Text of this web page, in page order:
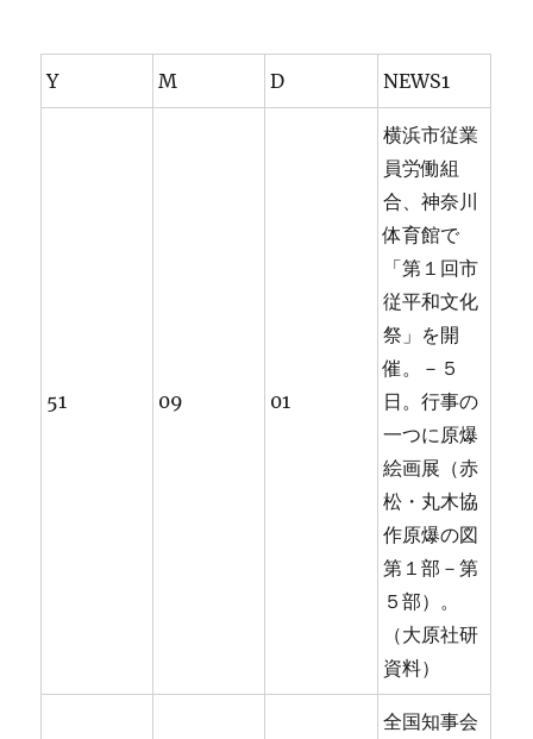
Y M D NEWS1
51 09 01
横浜市従業
員労働組
合、神奈川
体育館で
「第１回市
従平和文化
祭」を開
催。－５
日。行事の
一つに原爆
絵画展（赤
松・丸木協
作原爆の図
第１部－第
５部）。
（大原社研
資料）
全国知事会